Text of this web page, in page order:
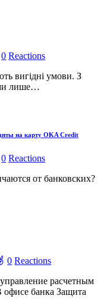
0 Reactions
вигідні умови. З
лише…
на карту OKA Credit
0 Reactions
от банковских?
0 Reactions
расчетным
банка Защита